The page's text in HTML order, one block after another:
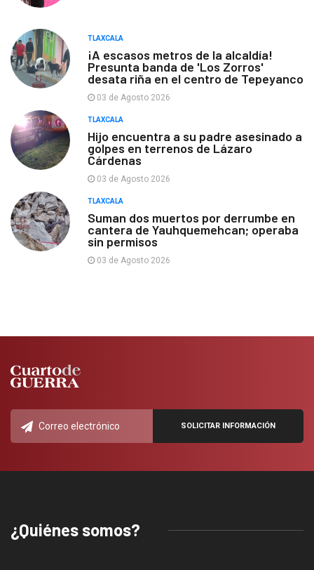
TLAXCALA
¡A escasos metros de la alcaldía!
Presunta banda de 'Los Zorros'
desata riña en el centro de Tepeyanco
03 de Agosto 2026
TLAXCALA
Hijo encuentra a su padre asesinado a
golpes en terrenos de Lázaro
Cárdenas
03 de Agosto 2026
TLAXCALA
Suman dos muertos por derrumbe en
cantera de Yauhquemehcan; operaba
sin permisos
03 de Agosto 2026
¿Quiénes somos?